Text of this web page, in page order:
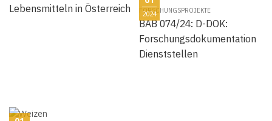
Lebensmitteln in Österreich
2024
FORSCHUNGSPROJEKTE
BAB 074/24: D-DOK:
Forschungsdokumentation
Dienststellen